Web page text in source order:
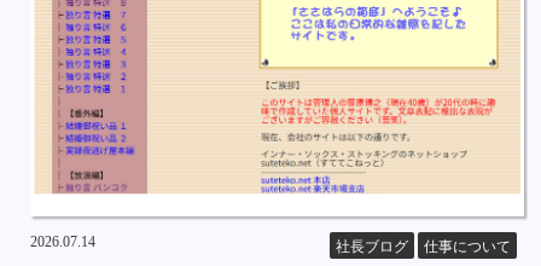
仕事について
社長ブログ
2026.07.14